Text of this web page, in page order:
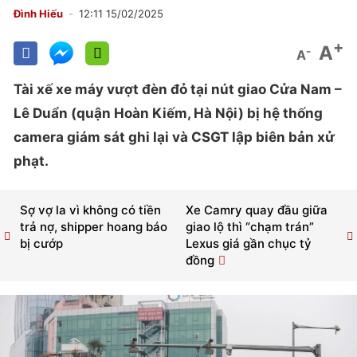
Đình Hiếu 12:11 15/02/2025
A- A+
Tài xế xe máy vượt đèn đỏ tại nút giao Cửa Nam –
Lê Duẩn (quận Hoàn Kiếm, Hà Nội) bị hệ thống
camera giám sát ghi lại và CSGT lập biên bản xử
phạt.
Xe Camry quay đầu giữa
giao lộ thì “chạm trán”
Lexus giá gần chục tỷ
đồng
Sợ vợ la vì không có tiền
trả nợ, shipper hoang báo
bị cướp